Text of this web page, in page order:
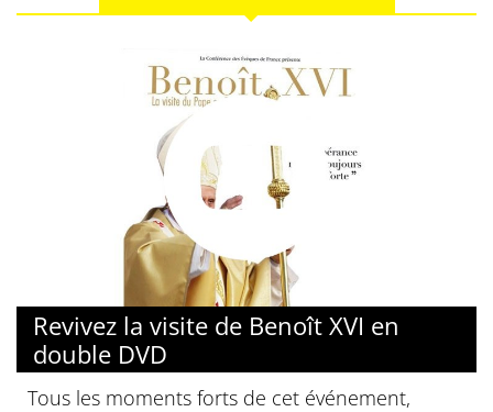
Revivez la visite de Benoît XVI en
double DVD
Tous les moments forts de cet événement,